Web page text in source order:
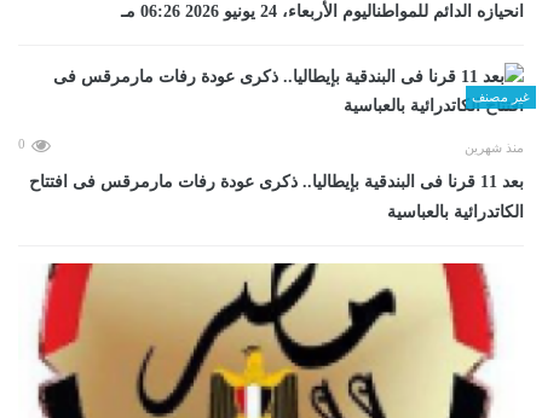
انحيازه الدائم للمواطناليوم الأربعاء، 24 يونيو 2026 06:26 مـ
غير مصنف
منذ شهرين 0
بعد 11 قرنا فى البندقية بإيطاليا.. ذكرى عودة رفات مارمرقس فى افتتاح
الكاتدرائية بالعباسية